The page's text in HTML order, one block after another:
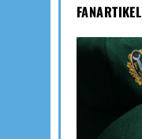
FANARTIKEL